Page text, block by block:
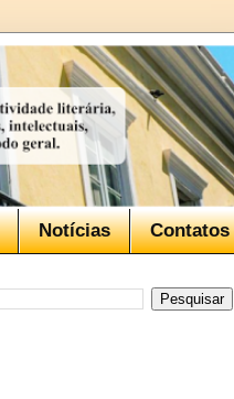
Notícias Contatos